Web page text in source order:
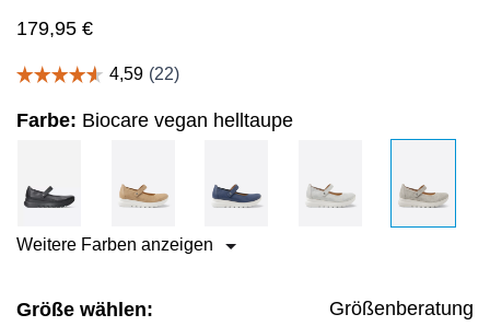
179,95 €
Farbe: Biocare vegan helltaupe
Weitere Farben anzeigen
Größe wählen:
Größenberatung